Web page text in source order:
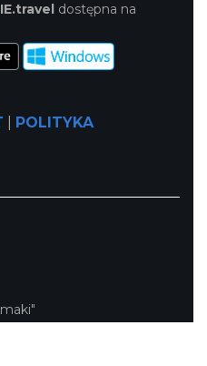
dostępna na
POLITYKA